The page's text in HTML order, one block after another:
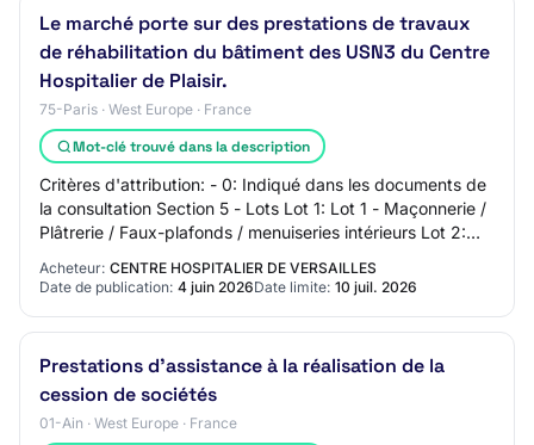
Le marché porte sur des prestations de travaux
de réhabilitation du bâtiment des USN3 du Centre
Hospitalier de Plaisir.
75-Paris · West Europe · France
Mot-clé trouvé dans la description
Critères d'attribution: - 0: Indiqué dans les documents de
la consultation Section 5 - Lots Lot 1: Lot 1 - Maçonnerie /
Plâtrerie / Faux-plafonds / menuiseries intérieurs Lot 2:
Acheteur: CENTRE HOSPITALIER DE VERSAILLES
Date de publication: 4 juin 2026Date limite: 10 juil. 2026
Prestations d'assistance à la réalisation de la
cession de sociétés
01-Ain · West Europe · France